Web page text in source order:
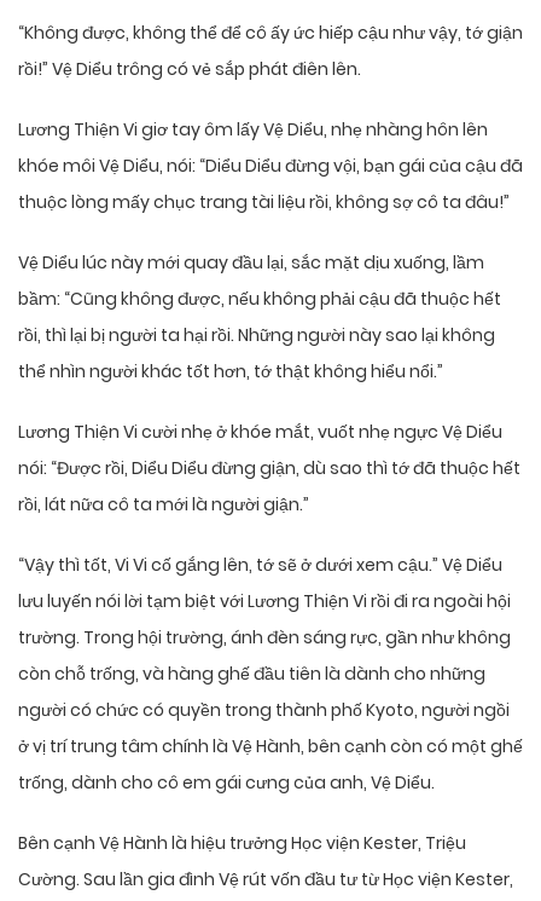
“Không được, không thể để cô ấy ức hiếp cậu như vậy, tớ giận
rồi!” Vệ Diểu trông có vẻ sắp phát điên lên.
Lương Thiện Vi giơ tay ôm lấy Vệ Diểu, nhẹ nhàng hôn lên
khóe môi Vệ Diểu, nói: “Diểu Diểu đừng vội, bạn gái của cậu đã
thuộc lòng mấy chục trang tài liệu rồi, không sợ cô ta đâu!”
Vệ Diểu lúc này mới quay đầu lại, sắc mặt dịu xuống, lầm
bầm: “Cũng không được, nếu không phải cậu đã thuộc hết
rồi, thì lại bị người ta hại rồi. Những người này sao lại không
thể nhìn người khác tốt hơn, tớ thật không hiểu nổi.”
Lương Thiện Vi cười nhẹ ở khóe mắt, vuốt nhẹ ngực Vệ Diểu
nói: “Được rồi, Diểu Diểu đừng giận, dù sao thì tớ đã thuộc hết
rồi, lát nữa cô ta mới là người giận.”
“Vậy thì tốt, Vi Vi cố gắng lên, tớ sẽ ở dưới xem cậu.” Vệ Diểu
lưu luyến nói lời tạm biệt với Lương Thiện Vi rồi đi ra ngoài hội
trường. Trong hội trường, ánh đèn sáng rực, gần như không
còn chỗ trống, và hàng ghế đầu tiên là dành cho những
người có chức có quyền trong thành phố Kyoto, người ngồi
ở vị trí trung tâm chính là Vệ Hành, bên cạnh còn có một ghế
trống, dành cho cô em gái cưng của anh, Vệ Diểu.
Bên cạnh Vệ Hành là hiệu trưởng Học viện Kester, Triệu
Cường. Sau lần gia đình Vệ rút vốn đầu tư từ Học viện Kester,